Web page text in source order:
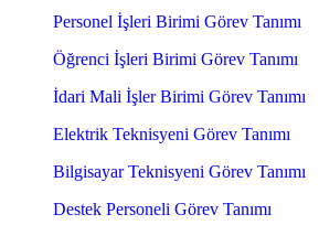
Personel İşleri Birimi Görev Tanımı
Öğrenci İşleri Birimi Görev Tanımı
İdari Mali İşler Birimi Görev Tanımı
Elektrik Teknisyeni Görev Tanımı
Bilgisayar Teknisyeni Görev Tanımı
Destek Personeli Görev Tanımı